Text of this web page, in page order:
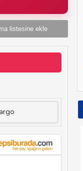
listesine ekle